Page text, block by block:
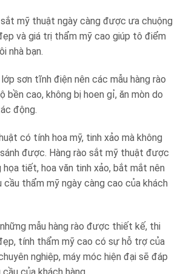
sắt mỹ thuật ngày càng được ưa chuộng
và giá trị thẩm mỹ cao giúp tô điểm
nhà bạn.
sơn tĩnh điện nên các mẫu hàng rào
bền cao, không bị hoen gỉ, ăn mòn do
động.
có tính hoa mỹ, tinh xảo mà không
được. Hàng rào sắt mỹ thuật được
tiết, hoa văn tinh xảo, bắt mắt nên
thẩm mỹ ngày càng cao của khách
mẫu hàng rào được thiết kế, thi
tính thẩm mỹ cao có sự hỗ trợ của
nghiệp, máy móc hiện đại sẽ đáp